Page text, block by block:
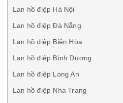
Lan hồ điệp Hà Nội
Lan hồ điệp Đà Nẵng
Lan hồ điệp Biên Hòa
Lan hồ điệp Bình Dương
Lan hồ điệp Long An
Lan hồ điệp Nha Trang